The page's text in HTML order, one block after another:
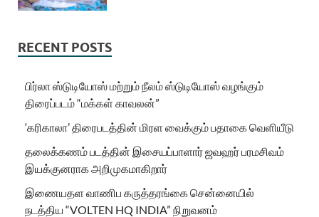
RECENT POSTS
பிர்லா ஸ்டுடியோஸ் மற்றும் நீலம் ஸ்டுடியோஸ் வழங்கும்
திரைப்படம் “மக்கள் காவலன்”
‘கரிகாலா’ திரைபடத்தின் மிரள வைக்கும் பதாகை வெளியீடு
தலைக்கணம் படத்தின் இசையப்பாளார் ஜவஹர் பரமசிவம்
இயக்குனராக அறிமுகமாகிறார்
இணையதள வாணிப கருத்தரங்கை சென்னையில்
நடத்திய “VOLTEN HQ INDIA” நிறுவனம்